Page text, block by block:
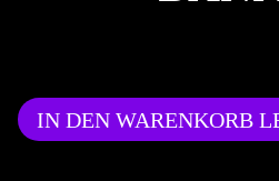
IN DEN WARENKORB